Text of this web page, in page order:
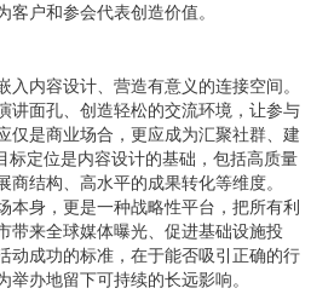
客户和参会代表创造价值。
内容设计、营造有意义的连接空间。
讲面孔、创造轻松的交流环境，让参与
仅是商业场合，更应成为汇聚社群、建
标定位是内容设计的基础，包括高质量
商结构、高水平的成果转化等维度。
本身，更是一种战略性平台，把所有利
带来全球媒体曝光、促进基础设施投
动成功的标准，在于能否吸引正确的行
办地留下可持续的长远影响。